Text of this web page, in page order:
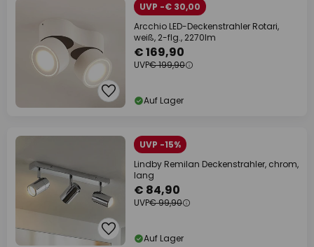
UVP -€ 30,00
Arcchio LED-Deckenstrahler Rotari,
weiß, 2-flg., 2270lm
€ 169,90
UVP€ 199,90
Auf Lager
UVP -15%
Lindby Remilan Deckenstrahler, chrom,
lang
€ 84,90
UVP€ 99,90
Auf Lager